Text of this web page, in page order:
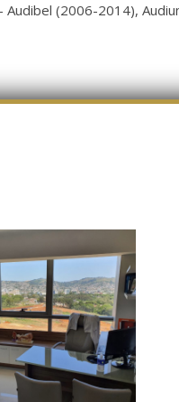
Audibel (2006-2014),